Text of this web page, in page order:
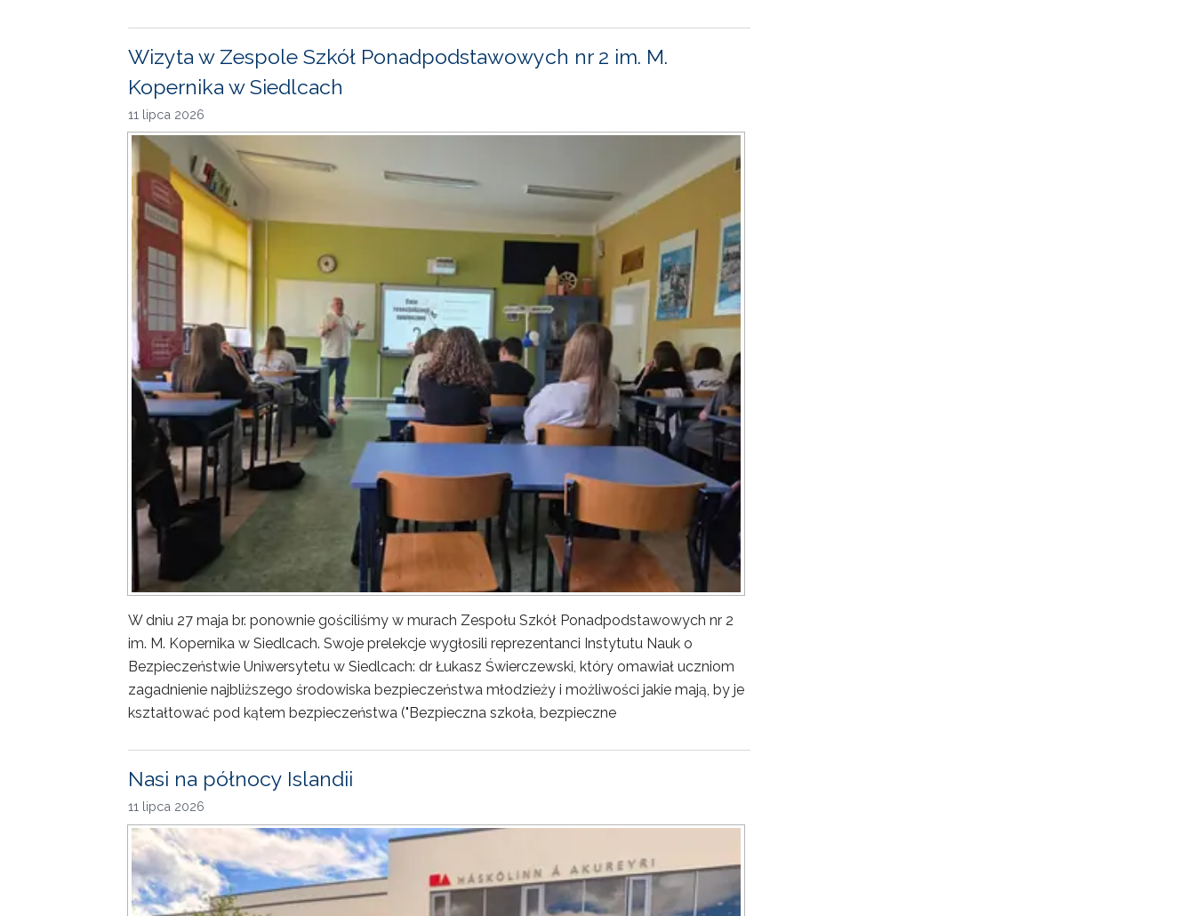
Wizyta w Zespole Szkół Ponadpodstawowych nr 2 im. M.
Kopernika w Siedlcach
11 lipca 2026
W dniu 27 maja br. ponownie gościliśmy w murach Zespołu Szkół Ponadpodstawowych nr 2
im. M. Kopernika w Siedlcach. Swoje prelekcje wygłosili reprezentanci Instytutu Nauk o
Bezpieczeństwie Uniwersytetu w Siedlcach: dr Łukasz Świerczewski, który omawiał uczniom
zagadnienie najbliższego środowiska bezpieczeństwa młodzieży i możliwości jakie mają, by je
kształtować pod kątem bezpieczeństwa ("Bezpieczna szkoła, bezpieczne
Nasi na północy Islandii
11 lipca 2026